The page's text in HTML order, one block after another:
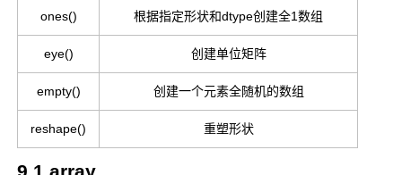
ones() 根据指定形状和dtype创建全1数组
eye() 创建单位矩阵
empty() 创建一个元素全随机的数组
reshape() 重塑形状